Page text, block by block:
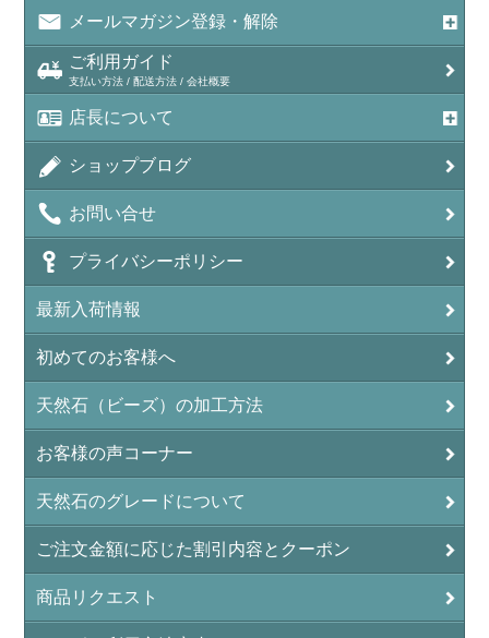
メールマガジン登録・解除
ご利用ガイド
支払い方法 / 配送方法 / 会社概要
店長について
ショップブログ
お問い合せ
プライバシーポリシー
最新入荷情報
初めてのお客様へ
天然石（ビーズ）の加工方法
お客様の声コーナー
天然石のグレードについて
ご注文金額に応じた割引内容とクーポン
商品リクエスト